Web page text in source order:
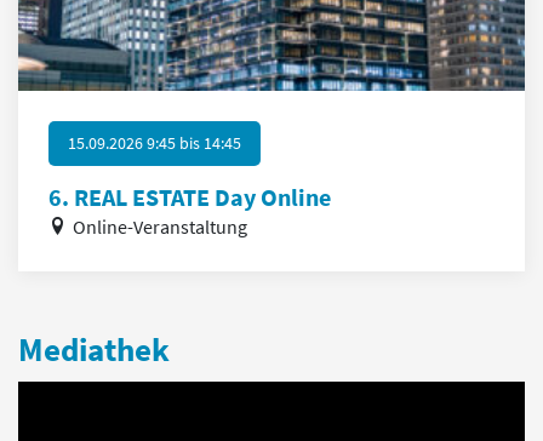
15.09.2026 9:45 bis 14:45
6. REAL ESTATE Day Online
Online-Veranstaltung
Mediathek